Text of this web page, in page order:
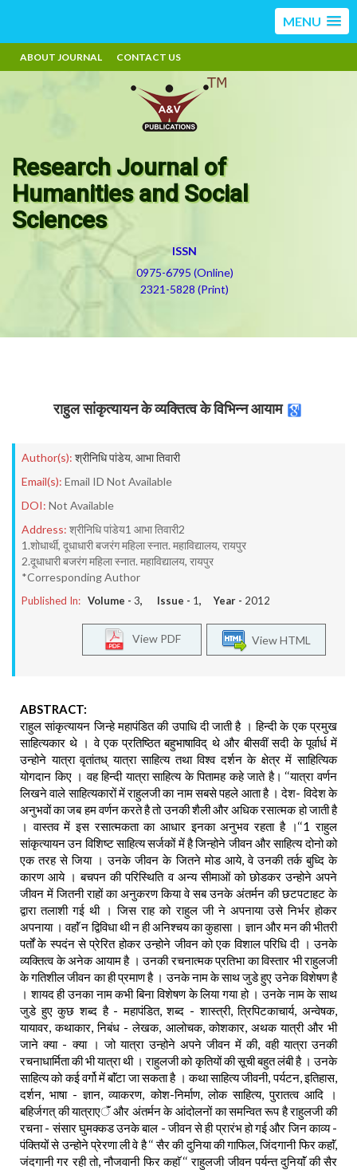
MENU
ABOUT JOURNAL CONTACT US
Research Journal of
Humanities and Social
Sciences
ISSN
0975-6795 (Online)
2321-5828 (Print)
राहुल सांकृत्यायन के व्यक्तित्व के विभिन्न आयाम
Author(s): श्रीनिधि पांडेय, आभा तिवारी
Email(s): Email ID Not Available
DOI: Not Available
Address: श्रीनिधि पांडेय1 आभा तिवारी2
1.शोधार्थी, दूधाधारी बजरंग महिला स्नात. महाविद्यालय, रायपुर
2.दूधाधारी बजरंग महिला स्नात. महाविद्यालय, रायपुर
*Corresponding Author
Published In: Volume - 3, Issue - 1, Year - 2012
View HTML
View PDF
ABSTRACT:
राहुल सांकृत्यायन जिन्हे महापंडित की उपाधि दी जाती है । हिन्दी के एक प्रमुख
साहित्यकार थे । वे एक प्रतिष्ठित बहुभाषाविद् थे और बीसवीं सदी के पूर्वार्ध में
उन्होने यात्रा वृतांतध् यात्रा साहित्य तथा विश्व दर्शन के क्षेत्र में साहित्यिक
योगदान किए । वह हिन्दी यात्रा साहित्य के पितामह कहे जाते है। ‘‘यात्रा वर्णन
लिखने वाले साहित्यकारों में राहुलजी का नाम सबसे पहले आता है । देश- विदेश के
अनुभवों का जब हम वर्णन करते है तो उनकी शैली और अधिक रसात्मक हो जाती है
। वास्तव में इस रसात्मकता का आधार इनका अनुभव रहता है ।‘‘1 राहुल
सांकृत्यायन उन विशिष्ट साहित्य सर्जकों में है जिन्होने जीवन और साहित्य दोनो को
एक तरह से जिया । उनके जीवन के जितने मोड आये, वे उनकी तर्क बुध्दि के
कारण आये । बचपन की परिस्थिति व अन्य सीमाओं को छोडकर उन्होने अपने
जीवन में जितनी राहों का अनुकरण किया वे सब उनके अंतर्मन की छटपटाहट के
द्वारा तलाशी गई थी । जिस राह को राहुल जी ने अपनाया उसे निर्भर होकर
अपनाया । वहाॅं न द्विविधा थी न ही अनिश्चय का कुहासा । ज्ञान और मन की भीतरी
पर्तों के स्पदंन से प्रेरित होकर उन्होने जीवन को एक विशाल परिधि दी । उनके
व्यक्तित्व के अनेक आयाम है । उनकी रचनात्मक प्रतिभा का विस्तार भी राहुलजी
के गतिशील जीवन का ही प्रमाण है । उनके नाम के साथ जुडे हुए उनेक विशेषण है
। शायद ही उनका नाम कभी बिना विशेषण के लिया गया हो । उनके नाम के साथ
जुडे हुए कुछ शब्द है - महापंडित, शब्द - शास्त्री, त्रिपिटकाचार्य, अन्वेषक,
यायावर, कथाकार, निबंध - लेखक, आलोचक, कोशकार, अथक यात्री और भी
जाने क्या - क्या । जो यात्रा उन्होने अपने जीवन में की, वही यात्रा उनकी
रचनाधार्मिता की भी यात्रा थी । राहुलजी को कृतियों की सूची बहुत लंबी है । उनके
साहित्य को कई वर्गो में बाॅंटा जा सकता है । कथा साहित्य जीवनी, पर्यटन, इतिहास,
दर्शन, भाषा - ज्ञान, व्याकरण, कोश-निर्माण, लोक साहित्य, पुरातत्व आदि ।
बहिर्जगत् की यात्राएॅं और अंतर्मन के आंदोलनों का समन्वित रूप है राहुलजी की
रचना - संसार घुमक्कड उनके बाल - जीवन से ही प्रारंभ हो गई और जिन काव्य -
पंक्तियों से उन्होने प्रेरणा ली वे है ‘‘ सैर की दुनिया की गाफिल, जिंदगानी फिर कहाॅं,
जंदगानी गर रही तो, नौजवानी फिर कहाॅ ‘‘ राहुलजी जीवन पर्यन्त दुनियाॅं की सैर